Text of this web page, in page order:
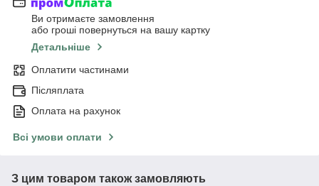
Ви отримаєте замовлення
або гроші повернуться на вашу картку
Детальніше
Оплатити частинами
Післяплата
Оплата на рахунок
Всі умови оплати
З цим товаром також замовляють